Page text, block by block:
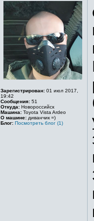
Зарегистрирован: 01 июл 2017,
19:42
Сообщения: 51
Откуда: Новороссийск
Машина: Toyota Vista Ardeo
О машине: диванчик =)
Блог: Посмотреть блог (1)